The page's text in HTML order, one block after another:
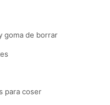
goma de borrar
para coser